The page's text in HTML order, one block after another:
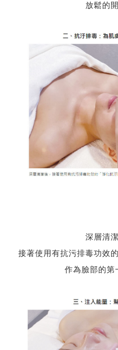
放鬆的開
深層清潔
接著使用有抗污排毒功效
作為臉部的第